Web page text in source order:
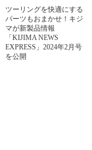
ツーリングを快適にする
パーツもおまかせ！キジ
マが新製品情報
「KIJIMA NEWS
EXPRESS」2024年2月号
を公開